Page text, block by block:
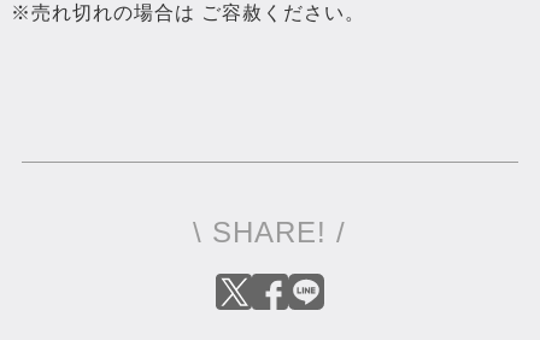
※売れ切れの場合は ご容赦ください。
\ SHARE! /